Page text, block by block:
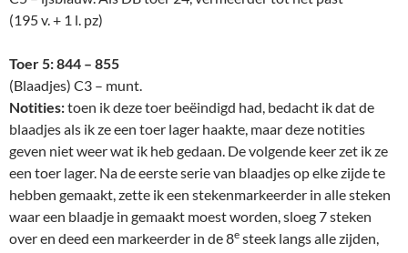
(195 v. + 1 l. pz)
Toer 5: 844 – 855
(Blaadjes) C3 – munt.
Notities:toen ik deze toer beëindigd had, bedacht ik dat de
blaadjes als ik ze een toer lager haakte, maar deze notities
geven niet weer wat ik heb gedaan. De volgende keer zet ik ze
een toer lager. Na de eerste serie van blaadjes op elke zijde te
hebben gemaakt, zette ik een stekenmarkeerder in alle steken
waar een blaadje in gemaakt moest worden, sloeg 7 steken
over en deed een markeerder in de 8e steek langs alle zijden,